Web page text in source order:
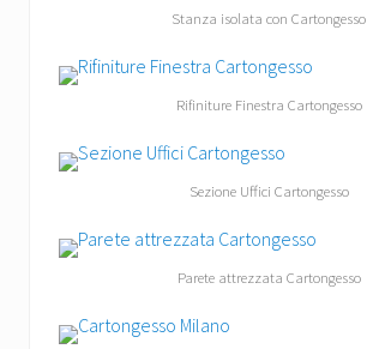
Stanza isolata con Cartongesso
Rifiniture Finestra Cartongesso
Sezione Uffici Cartongesso
Parete attrezzata Cartongesso